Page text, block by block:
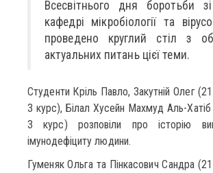
Всесвітнього дня боротьби
кафедрі мікробіології та
проведено круглий стіл з
актуальних питань цієї теми.
Студенти Кріль Павло, Закутній Олег
3 курс), Білал Хусейн Махмуд Аль-
3 курс) розповіли про історію
імунодефіциту людини.
Гуменяк Ольга та Пінкасович Сандра